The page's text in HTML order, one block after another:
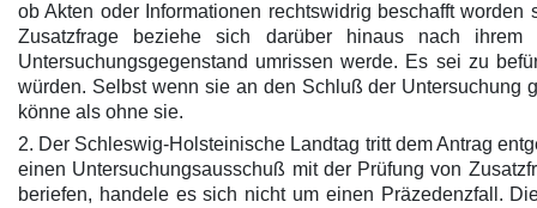
ob Akten oder Informationen rechtswidrig beschafft
Zusatzfrage beziehe sich darüber hinaus nach
Untersuchungsgegenstand umrissen werde. Es sei zu
würden. Selbst wenn sie an den Schluß der Untersuchung
könne als ohne sie.
2. Der Schleswig-Holsteinische Landtag tritt dem Antrag
einen Untersuchungsausschuß mit der Prüfung von
beriefen, handele es sich nicht um einen Präzedenzfall.